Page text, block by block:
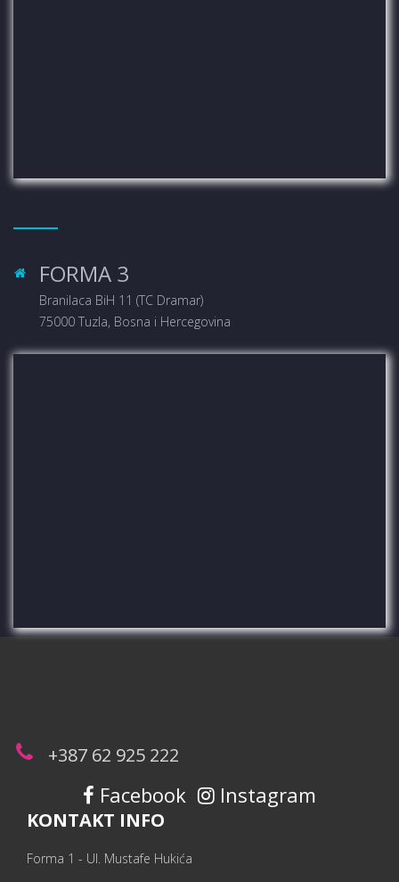
FORMA 3
Branilaca BiH 11 (TC Dramar)
75000 Tuzla, Bosna i Hercegovina
+387 62 925 222
Facebook Instagram
KONTAKT INFO
Forma 1 - Ul. Mustafe Hukića